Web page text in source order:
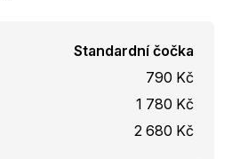
Standardní čočka
790 Kč
1 780 Kč
2 680 Kč